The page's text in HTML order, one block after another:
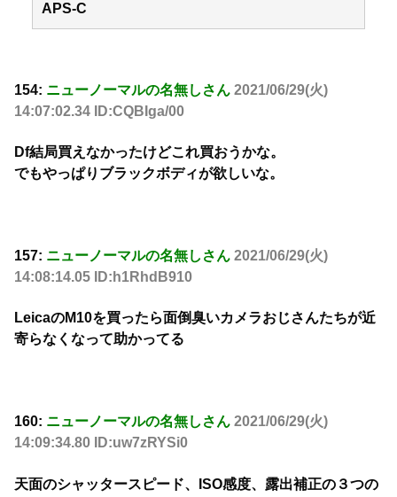
APS-C
154: ニューノーマルの名無しさん 2021/06/29(火)
14:07:02.34 ID:CQBIga/00
Df結局買えなかったけどこれ買おうかな。
でもやっぱりブラックボディが欲しいな。
157: ニューノーマルの名無しさん 2021/06/29(火)
14:08:14.05 ID:h1RhdB910
LeicaのM10を買ったら面倒臭いカメラおじさんたちが近
寄らなくなって助かってる
160: ニューノーマルの名無しさん 2021/06/29(火)
14:09:34.80 ID:uw7zRYSi0
天面のシャッタースピード、ISO感度、露出補正の３つの